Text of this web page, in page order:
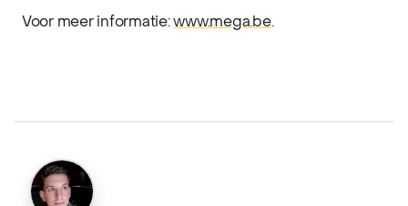
Voor meer informatie:www.mega.be.